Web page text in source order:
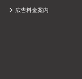
広告料金案内